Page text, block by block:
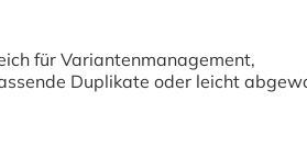
für Variantenmanagement,
Duplikate oder leicht